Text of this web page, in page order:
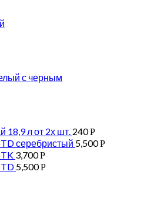
с черным
18,9 л от 2х шт. 240Р
серебристый 5,500Р
3,700Р
5,500Р